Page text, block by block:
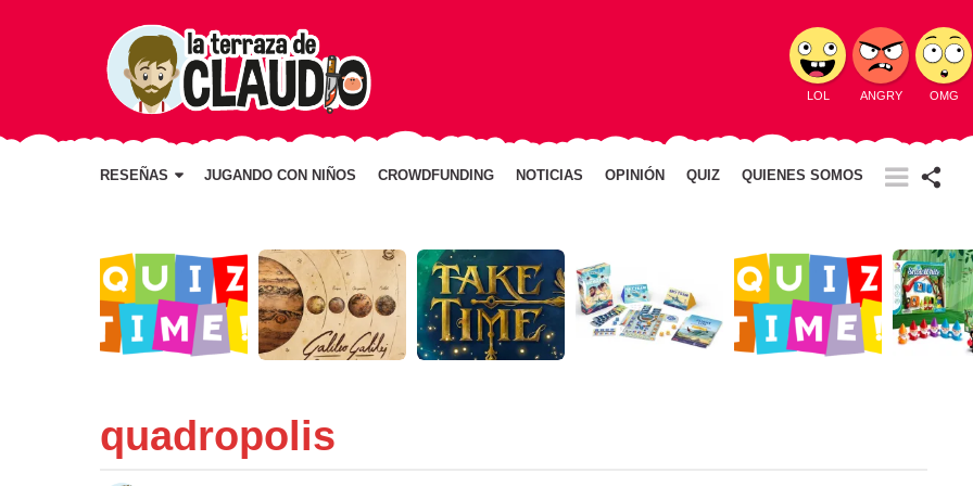
LOL ANGRY OMG
RESEÑAS JUGANDO CON NIÑOS CROWDFUNDING NOTICIAS OPINIÓN QUIZ QUIENES SOMOS
quadropolis